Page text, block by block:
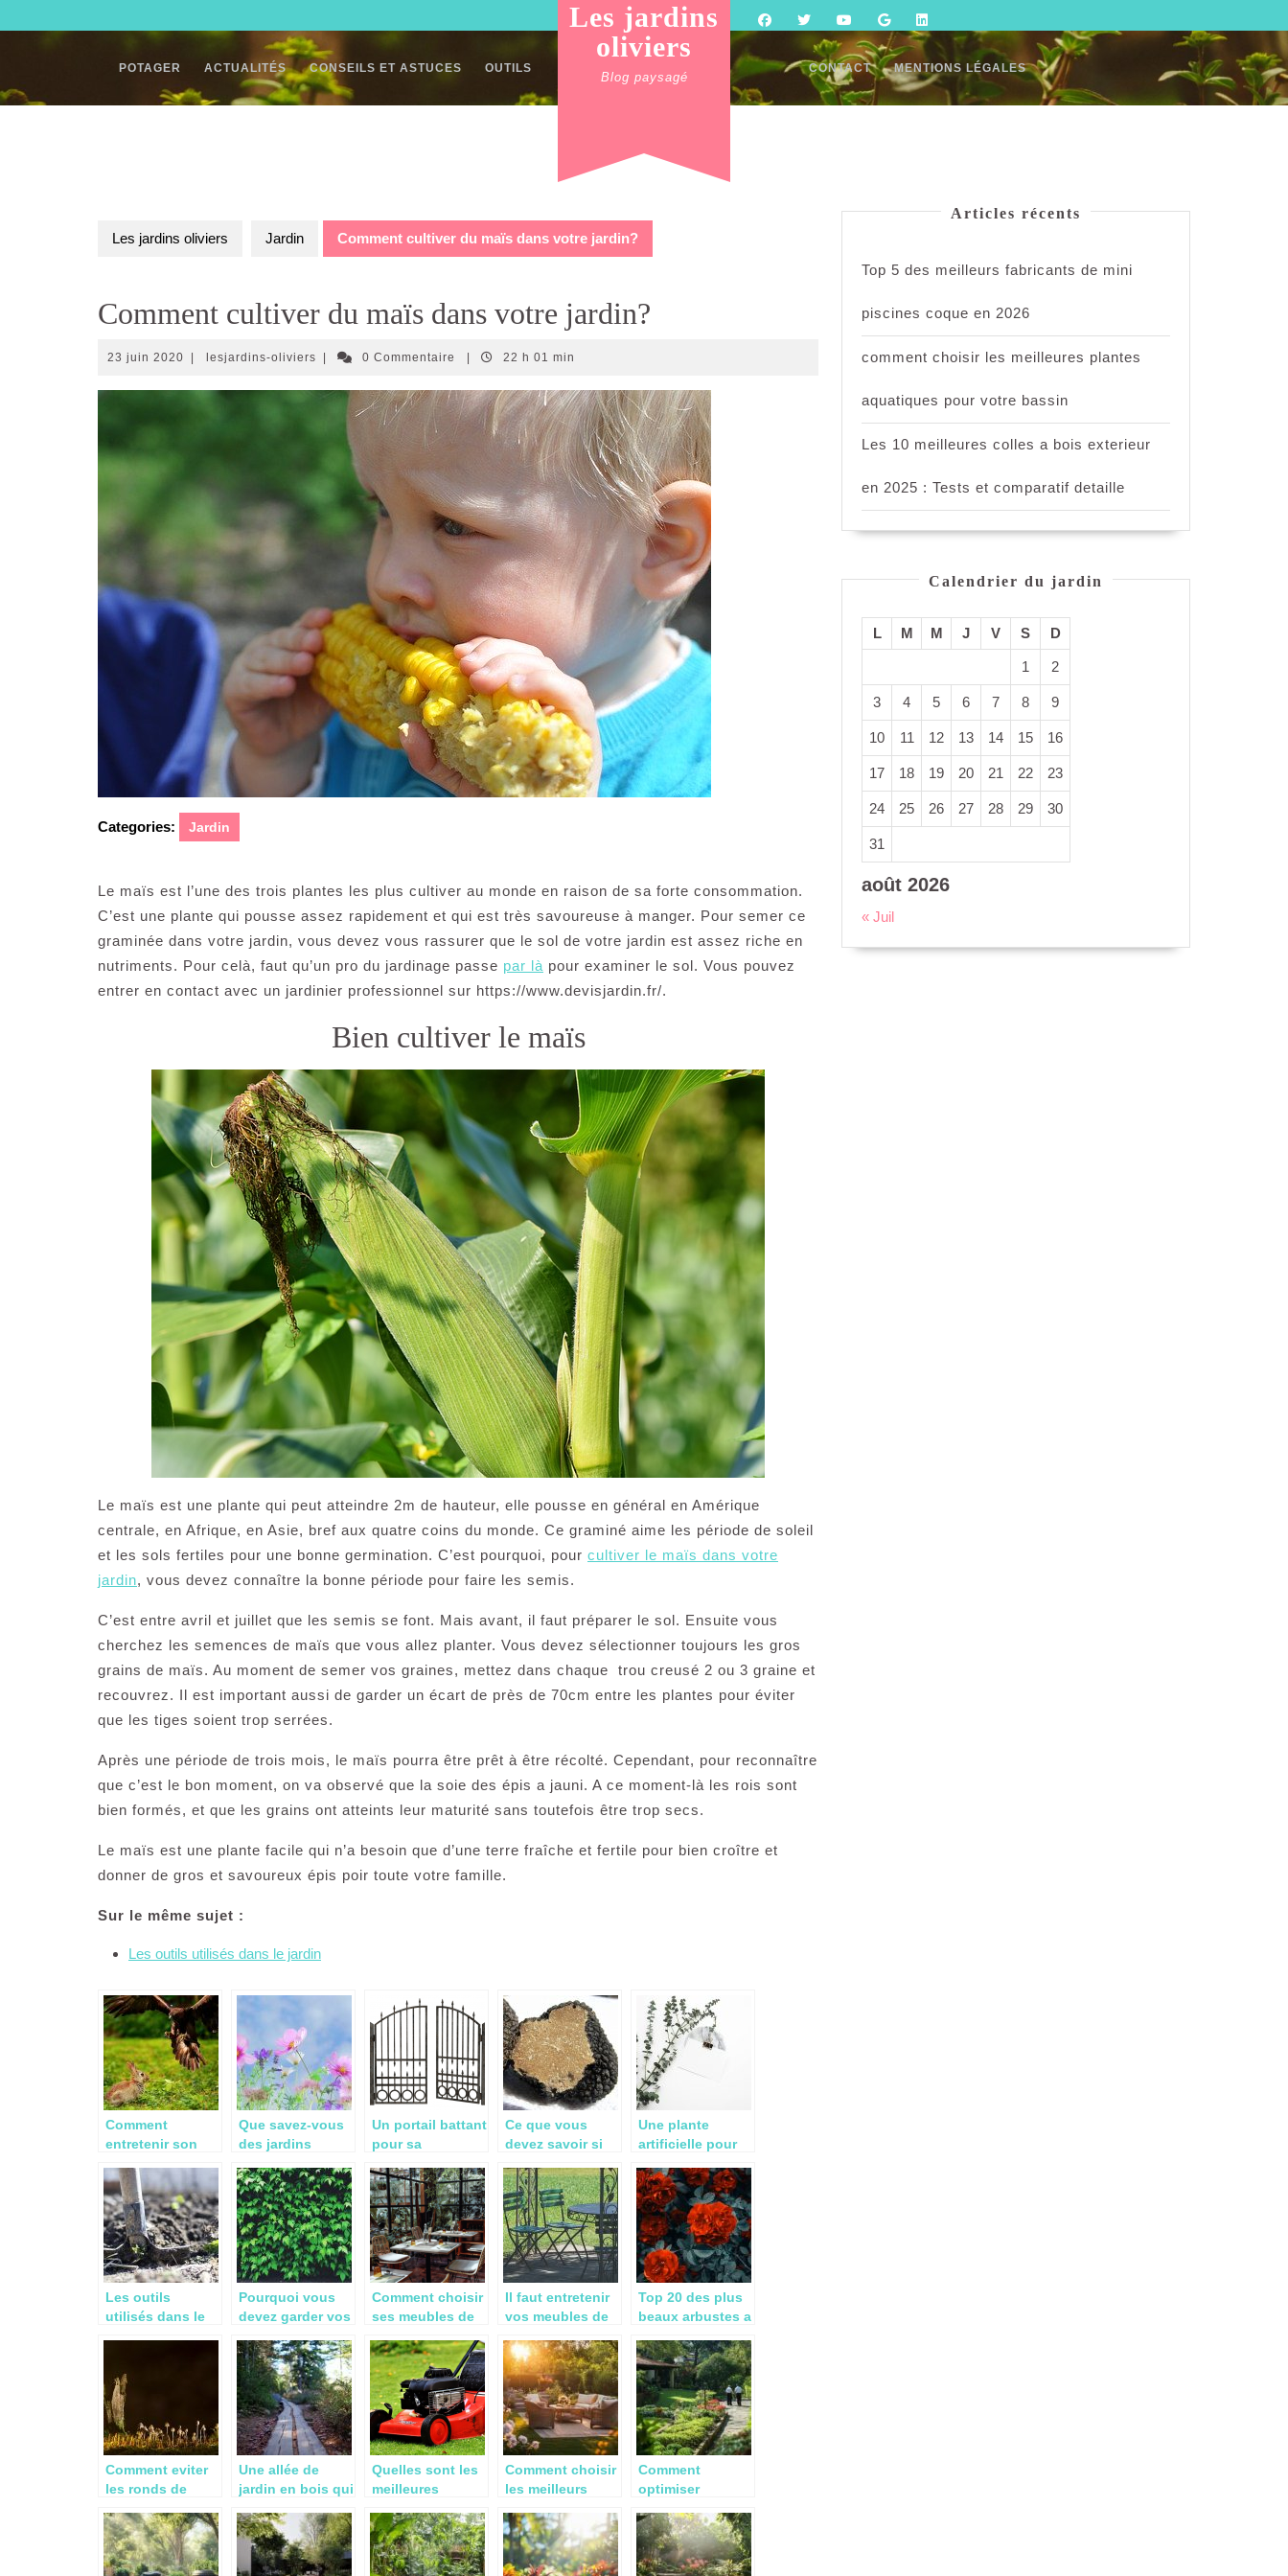
to
POTAGER ACTUALITÉS CONSEILS ET ASTUCES OUTILS
Les jardins
oliviers
Blog paysagé
CONTACT MENTIONS LÉGALES
Les jardins oliviers Jardin Comment cultiver du maïs dans votre jardin?
Comment cultiver du maïs dans votre jardin?
23 juin 2020 23
2020
lesjardins-olivierslesjardins-0 Commentaire 22 h 01 min
Categories: Jardin
Le maïs est l’une des trois plantes les plus cultiver au monde en raison de sa forte consommation.
C’est une plante qui pousse assez rapidement et qui est très savoureuse à manger. Pour semer ce
graminée dans votre jardin, vous devez vous rassurer que le sol de votre jardin est assez riche en
nutriments. Pour celà, faut qu’un pro du jardinage passe par là pour examiner le sol. Vous pouvez
entrer en contact avec un jardinier professionnel sur https://www.devisjardin.fr/.
Bien cultiver le maïs
Le maïs est une plante qui peut atteindre 2m de hauteur, elle pousse en général en Amérique
centrale, en Afrique, en Asie, bref aux quatre coins du monde. Ce graminé aime les période de soleil
et les sols fertiles pour une bonne germination. C’est pourquoi, pour cultiver le maïs dans votre
jardin, vous devez connaître la bonne période pour faire les semis.
C’est entre avril et juillet que les semis se font. Mais avant, il faut préparer le sol. Ensuite vous
cherchez les semences de maïs que vous allez planter. Vous devez sélectionner toujours les gros
grains de maïs. Au moment de semer vos graines, mettez dans chaque trou creusé 2 ou 3 graine et
recouvrez. Il est important aussi de garder un écart de près de 70cm entre les plantes pour éviter
que les tiges soient trop serrées.
Après une période de trois mois, le maïs pourra être prêt à être récolté. Cependant, pour reconnaître
que c’est le bon moment, on va observé que la soie des épis a jauni. A ce moment-là les rois sont
bien formés, et que les grains ont atteints leur maturité sans toutefois être trop secs.
Le maïs est une plante facile qui n’a besoin que d’une terre fraîche et fertile pour bien croître et
donner de gros et savoureux épis poir toute votre famille.
Sur le même sujet :
Les outils utilisés dans le jardin
Comment
entretenir son
Que savez-vous
des jardins
Un portail battant
pour sa
pourquoi pas ?
Ce que vous
devez savoir si
d’acheter des
chênes truffiers
et d’autres arbres
truffiers
Une plante
artificielle pour
intérieur ou son
extérieur,
pourquoi pas ?
Les outils
utilisés dans le
Pourquoi vous
devez garder vos
Comment choisir
ses meubles de
Il faut entretenir
vos meubles de
Top 20 des plus
beaux arbustes a
Comment eviter
les ronds de
Une allée de
jardin en bois qui
votre extérieur
Quelles sont les
meilleures
gazon moins
cher en 2022?
Comment choisir
les meilleurs
jardin pour
sublimer votre
extérieur
Comment
optimiser
votre jardin près
de Buron avec
des experts
Articles récents
Top 5 des meilleurs fabricants de mini
piscines coque en 2026
comment choisir les meilleures plantes
aquatiques pour votre bassin
Les 10 meilleures colles a bois exterieur
en 2025 : Tests et comparatif detaille
Calendrier du jardin
août 2026
L M M J V S D
1 2
3 4 5 6 7 8 9
10 11 12 13 14 15 16
17 18 19 20 21 22 23
24 25 26 27 28 29 30
31
« Juil